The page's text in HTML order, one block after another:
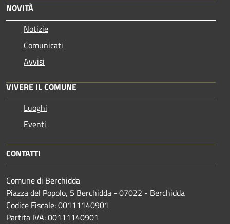
NOVITÀ
Notizie
Comunicati
Avvisi
VIVERE IL COMUNE
Luoghi
Eventi
CONTATTI
Comune di Berchidda
Piazza del Popolo, 5 Berchidda - 07022 - Berchidda
Codice Fiscale: 00111140901
Partita IVA: 00111140901